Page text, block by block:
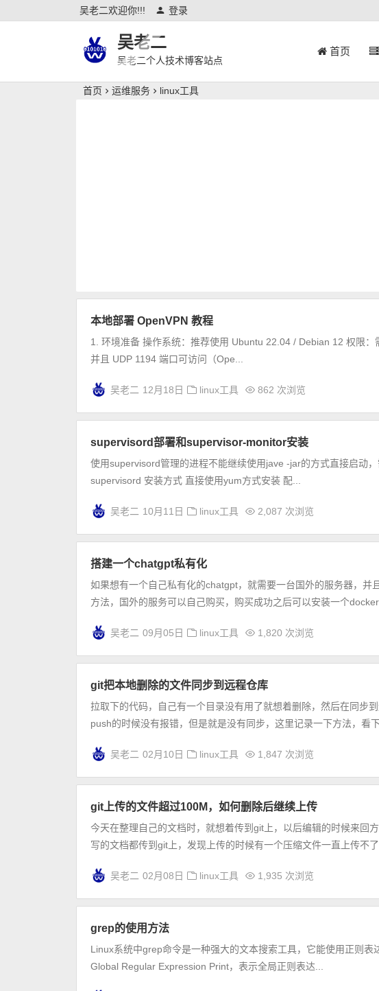
吴老二欢迎你!!! 登录
吴老二
吴老二个人技术博客站点
首页
首页 运维服务 linux工具
本地部署 OpenVPN 教程
1. 环境准备 操作系统：推荐使用 Ubuntu 22.04 / Debian 12 权限：
并且 UDP 1194 端口可访问（Ope...
吴老二 12月18日 linux工具 862 次浏览
supervisord部署和supervisor-monitor安装
使用supervisord管理的进程不能继续使用jave -jar的方式直接启动
supervisord 安装方式 直接使用yum方式安装 配...
吴老二 10月11日 linux工具 2,087 次浏览
搭建一个chatgpt私有化
如果想有一个自己私有化的chatgpt，就需要一台国外的服务器，
方法，国外的服务可以自己购买，购买成功之后可以安装一个docker
吴老二 09月05日 linux工具 1,820 次浏览
git把本地删除的文件同步到远程仓库
拉取下的代码，自己有一个目录没有用了就想着删除，然后在同步
push的时候没有报错，但是就是没有同步，这里记录一下方法，看
吴老二 02月10日 linux工具 1,847 次浏览
git上传的文件超过100M，如何删除后继续上传
今天在整理自己的文档时，就想着传到git上，以后编辑的时候来回
写的文档都传到git上，发现上传的时候有一个压缩文件一直上传不
吴老二 02月08日 linux工具 1,935 次浏览
grep的使用方法
Linux系统中grep命令是一种强大的文本搜索工具，它能使用正则
Global Regular Expression Print，表示全局正则表达...